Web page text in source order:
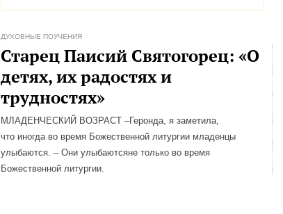
ДУХОВНЫЕ ПОУЧЕНИЯ
Старец Паисий Святогорец: «О
детях, их радостях и
трудностях»
МЛАДЕНЧЕСКИЙ ВОЗРАСТ –Геронда, я заметила,
что иногда во время Божественной литургии младенцы
улыбаются. – Они улыбаютсяне только во время
Божественной литургии.